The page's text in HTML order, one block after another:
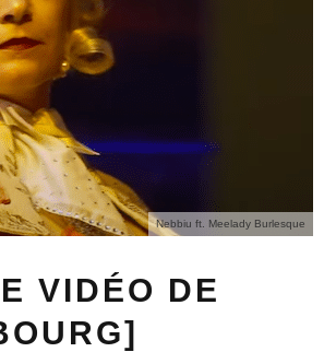
Nebbiu ft. Meelady Burlesque
VIDÉO DE